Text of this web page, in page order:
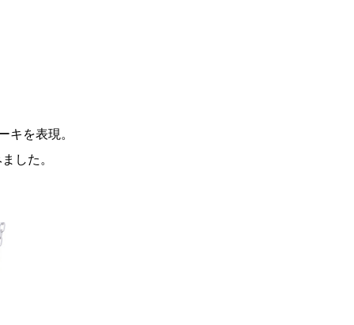
を表現。
した。